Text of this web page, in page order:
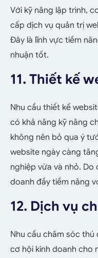
Với kỹ năng lập trình,
cấp dịch vụ quản trị
Đây là lĩnh vực tiềm
nhuận tốt.
11. Thiết kế
Nhu cầu thiết kế
có khả năng kỹ năng
không nên bỏ qua ý
website ngày càng
nghiệp vừa và nhỏ. Do
doanh đầy tiềm năng
12. Dịch vụ
Nhu cầu chăm sóc
cơ hội kinh doanh cho